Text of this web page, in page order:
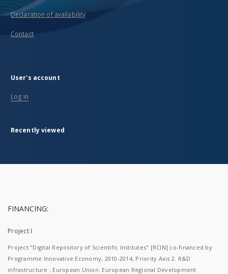
Declaration of availability
Contact
User's account
Log in
Recently viewed
FINANCING:
Project I
Project "Digital Repository of Scientific Institutes" [RCIN] co-financed by
Programme Innovative Economy, 2010-2014, Priority Axis 2. R&D
infrastructure ; European Union. European Regional Development